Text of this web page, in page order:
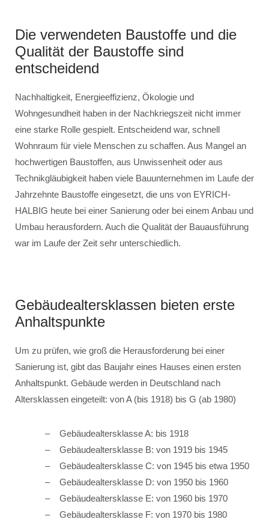
Die verwendeten Baustoffe und die
Qualität der Baustoffe sind
entscheidend
Nachhaltigkeit, Energieeffizienz, Ökologie und
Wohngesundheit haben in der Nachkriegszeit nicht immer
eine starke Rolle gespielt. Entscheidend war, schnell
Wohnraum für viele Menschen zu schaffen. Aus Mangel an
hochwertigen Baustoffen, aus Unwissenheit oder aus
Technikgläubigkeit haben viele Bauunternehmen im Laufe der
Jahrzehnte Baustoffe eingesetzt, die uns von EYRICH-
HALBIG heute bei einer Sanierung oder bei einem Anbau und
Umbau herausfordern. Auch die Qualität der Bauausführung
war im Laufe der Zeit sehr unterschiedlich.
Gebäudealtersklassen bieten erste
Anhaltspunkte
Um zu prüfen, wie groß die Herausforderung bei einer
Sanierung ist, gibt das Baujahr eines Hauses einen ersten
Anhaltspunkt. Gebäude werden in Deutschland nach
Altersklassen eingeteilt: von A (bis 1918) bis G (ab 1980)
Gebäudealtersklasse A: bis 1918
Gebäudealtersklasse B: von 1919 bis 1945
Gebäudealtersklasse C: von 1945 bis etwa 1950
Gebäudealtersklasse D: von 1950 bis 1960
Gebäudealtersklasse E: von 1960 bis 1970
Gebäudealtersklasse F: von 1970 bis 1980